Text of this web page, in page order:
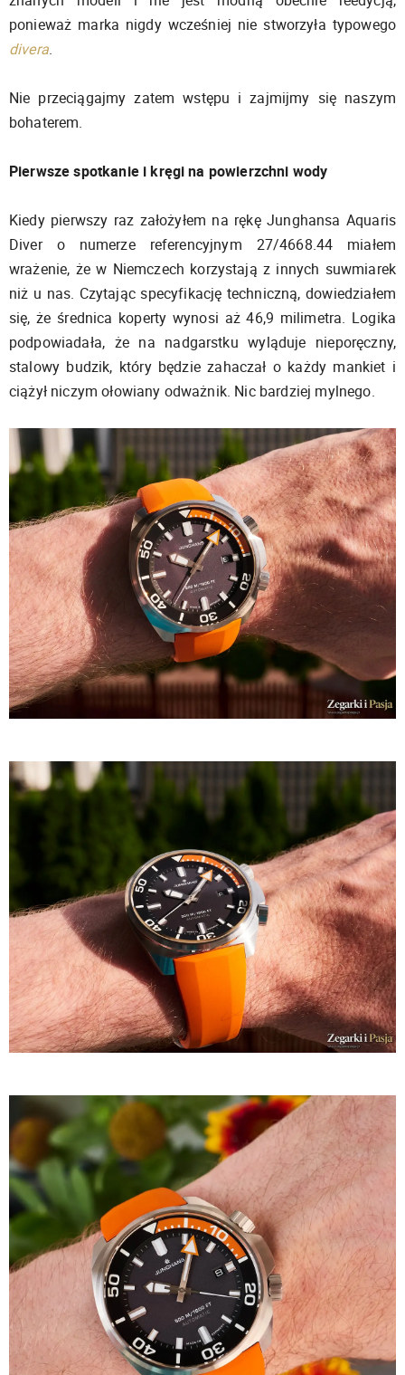
ponieważ marka nigdy wcześniej nie stworzyła typowego
divera.
Nie przeciągajmy zatem wstępu i zajmijmy się naszym
bohaterem.
Pierwsze spotkanie i kręgi na powierzchni wody
Kiedy pierwszy raz założyłem na rękę Junghansa Aquaris
Diver o numerze referencyjnym 27/4668.44 miałem
wrażenie, że w Niemczech korzystają z innych suwmiarek
niż u nas. Czytając specyfikację techniczną, dowiedziałem
się, że średnica koperty wynosi aż 46,9 milimetra. Logika
podpowiadała, że na nadgarstku wyląduje nieporęczny,
stalowy budzik, który będzie zahaczał o każdy mankiet i
ciążył niczym ołowiany odważnik. Nic bardziej mylnego.